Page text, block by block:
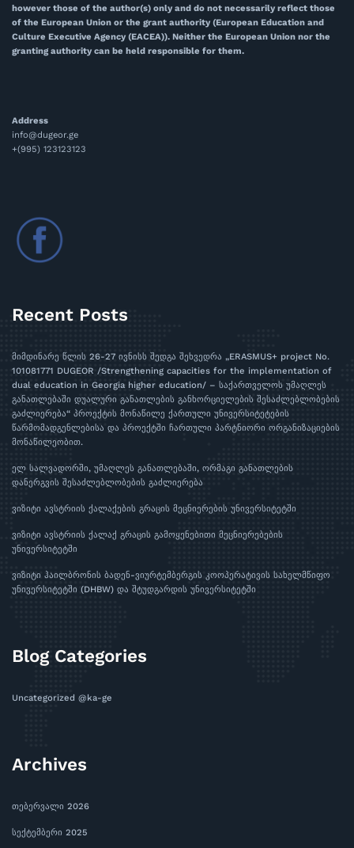
however those of the author(s) only and do not necessarily reflect those
of the European Union or the grant authority (European Education and
Culture Executive Agency (EACEA)). Neither the European Union nor the
granting authority can be held responsible for them.
Address
info@dugeor.ge
+(995) 123123123
Recent Posts
მიმდინარე წლის 26-27 ივნისს შედგა შეხვედრა „ERASMUS+ project No.
101081771 DUGEOR /Strengthening capacities for the implementation of
dual education in Georgia higher education/ – საქართველოს უმაღლეს
განათლებაში დუალური განათლების განხორციელების შესაძლებლობების
გაძლიერება“ პროექტის მონაწილე ქართული უნივერსიტეტების
წარმომადგენლებისა და პროექტში ჩართული პარტნიორი ორგანიზაციების
მონაწილეობით.
ელ სალვადორში, უმაღლეს განათლებაში, ორმაგი განათლების
დანერგვის შესაძლებლობების გაძლიერება
ვიზიტი ავსტრიის ქალაქების გრაცის მეცნიერების უნივერსიტეტში
ვიზიტი ავსტრიის ქალაქ გრაცის გამოყენებითი მეცნიერებების
უნივერსიტეტში
ვიზიტი ჰაილბრონის ბადენ-ვიურტემბერგის კოოპერატივის სახელმწიფო
უნივერსიტეტში (DHBW) და შტუდგარდის უნივერსიტეტში
Blog Categories
Uncategorized @ka-ge
Archives
თებერვალი 2026
სექტემბერი 2025